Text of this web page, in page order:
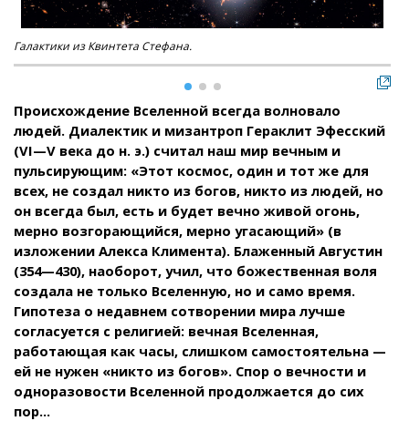
Галактики из Квинтета Стефана.
Происхождение Вселенной всегда волновало
людей. Диалектик и мизантроп Гераклит Эфесский
(VI—V века до н. э.) считал наш мир вечным и
пульсирующим: «Этот космос, один и тот же для
всех, не создал никто из богов, никто из людей, но
он всегда был, есть и будет вечно живой огонь,
мерно возгорающийся, мерно угасающий» (в
изложении Алекса Климента). Блаженный Августин
(354—430), наоборот, учил, что божественная воля
создала не только Вселенную, но и само время.
Гипотеза о недавнем сотворении мира лучше
согласуется с религией: вечная Вселенная,
работающая как часы, слишком самостоятельна —
ей не нужен «никто из богов». Спор о вечности и
одноразовости Вселенной продолжается до сих
пор...